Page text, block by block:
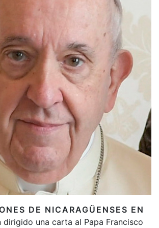
DE NICARAGÜENSES EN
dirigido una carta al Papa Francisco